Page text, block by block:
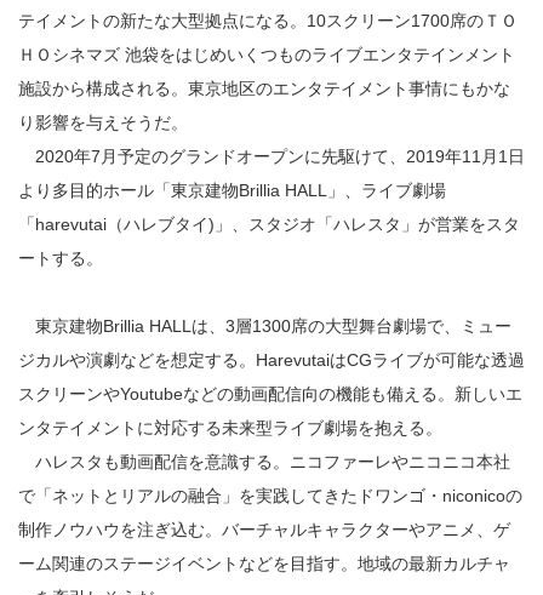
テイメントの新たな大型拠点になる。10スクリーン1700席のＴＯ
ＨＯシネマズ 池袋をはじめいくつものライブエンタテインメント
施設から構成される。東京地区のエンタテイメント事情にもかな
り影響を与えそうだ。
2020年7月予定のグランドオープンに先駆けて、2019年11月1日
より多目的ホール「東京建物Brillia HALL」、ライブ劇場
「harevutai（ハレブタイ)」、スタジオ「ハレスタ」が営業をスタ
ートする。
東京建物Brillia HALLは、3層1300席の大型舞台劇場で、ミュー
ジカルや演劇などを想定する。HarevutaiはCGライブが可能な透過
スクリーンやYoutubeなどの動画配信向の機能も備える。新しいエ
ンタテイメントに対応する未来型ライブ劇場を抱える。
ハレスタも動画配信を意識する。ニコファーレやニコニコ本社
で「ネットとリアルの融合」を実践してきたドワンゴ・niconicoの
制作ノウハウを注ぎ込む。バーチャルキャラクターやアニメ、ゲ
ーム関連のステージイベントなどを目指す。地域の最新カルチャ